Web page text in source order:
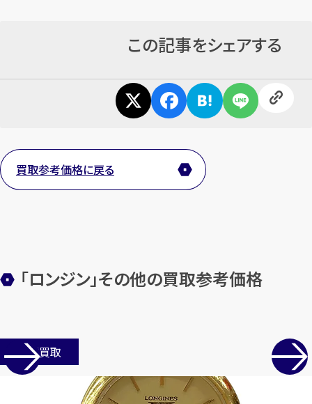
お電話で無料査定
【総合受付】24時間・年中無休(年末年始除く)
メールで無料相談する
この記事をシェアする
買取参考価格に戻る
「ロンジン」その他の買取参考価格
店舗買取